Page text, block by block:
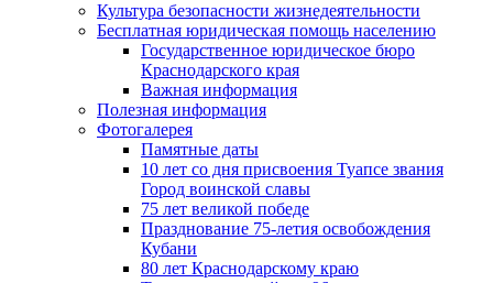
Культура безопасности жизнедеятельности
Бесплатная юридическая помощь населению
Государственное юридическое бюро
Краснодарского края
Важная информация
Полезная информация
Фотогалерея
Памятные даты
10 лет со дня присвоения Туапсе звания
Город воинской славы
75 лет великой победе
Празднование 75-летия освобождения
Кубани
80 лет Краснодарскому краю